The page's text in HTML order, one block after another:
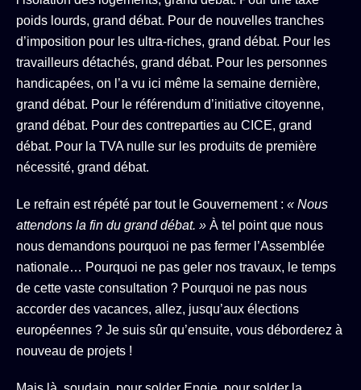
poids lourds, grand débat. Pour de nouvelles tranches
d’imposition pour les ultra-riches, grand débat. Pour les
travailleurs détachés, grand débat. Pour les personnes
handicapées, on l’a vu ici même la semaine dernière,
grand débat. Pour le référendum d’initiative citoyenne,
grand débat. Pour des contreparties au CICE, grand
débat. Pour la TVA nulle sur les produits de première
nécessité, grand débat.
Le refrain est répété par tout le Gouvernement : « Nous
attendons la fin du grand débat. » À tel point que nous
nous demandons pourquoi ne pas fermer l’Assemblée
nationale… Pourquoi ne pas geler nos travaux, le temps
de cette vaste consultation ? Pourquoi ne pas nous
accorder des vacances, allez, jusqu’aux élections
européennes ? Je suis sûr qu’ensuite, vous déborderez à
nouveau de projets !